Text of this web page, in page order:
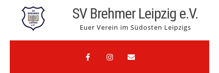
content
SV Brehmer Leipzig e.V.
Euer Verein im Südosten Leipzigs